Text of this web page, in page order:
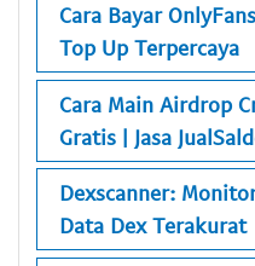
Cara Bayar
Top Up Terpercaya
Cara Main Airdrop
Gratis | Jasa
Dexscanner:
Data Dex Terakurat